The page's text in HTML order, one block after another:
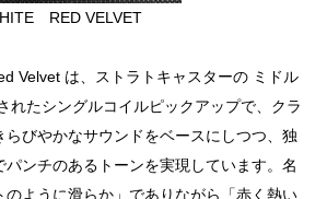
RED VELVET
Velvet は、ストラトキャスターの ミドル
れたシングルコイルピックアップで、クラ
らびやかなサウンドをベースにしつつ、独
パンチのあるトーンを実現しています。名
のように滑らか」でありながら「赤く熱い